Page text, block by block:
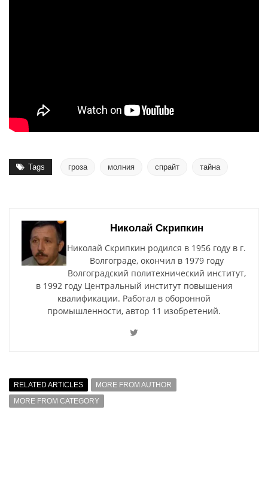
Tags гроза молния спрайт тайна
Николай Скрипкин
Николай Скрипкин родился в 1956 году в г.
Волгограде, окончил в 1979 году
Волгоградский политехнический институт,
в 1992 году Центральный институт повышения
квалификации. Работал в оборонной
промышленности, автор 11 изобретений.
RELATED ARTICLES
MORE FROM AUTHOR
MORE FROM CATEGORY